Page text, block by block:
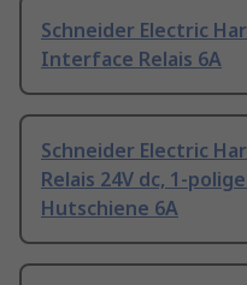
Schneider Electric
Interface Relais 6A
Schneider Electric
Relais 24V dc, 1-
Hutschiene 6A